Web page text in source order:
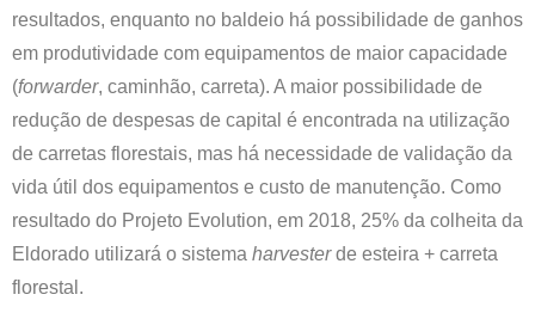
resultados, enquanto no baldeio há possibilidade de ganhos
em produtividade com equipamentos de maior capacidade
(forwarder, caminhão, carreta). A maior possibilidade de
redução de despesas de capital é encontrada na utilização
de carretas florestais, mas há necessidade de validação da
vida útil dos equipamentos e custo de manutenção. Como
resultado do Projeto Evolution, em 2018, 25% da colheita da
Eldorado utilizará o sistema harvesterde esteira + carreta
florestal.